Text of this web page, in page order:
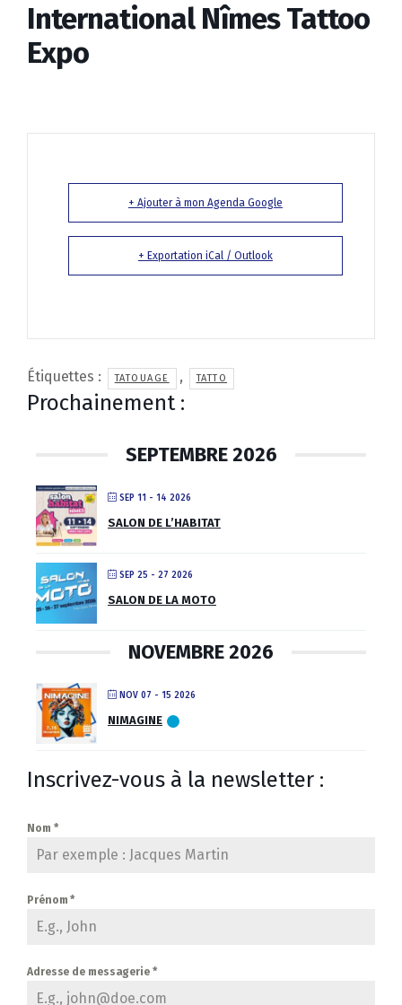
International Nîmes Tattoo
Expo
+ Ajouter à mon Agenda Google
+ Exportation iCal / Outlook
Étiquettes : TATOUAGE , TATTO
Prochainement :
SEPTEMBRE 2026
SEP 11 - 14 2026
SALON DE L’HABITAT
SEP 25 - 27 2026
SALON DE LA MOTO
NOVEMBRE 2026
NOV 07 - 15 2026
NIMAGINE
Inscrivez-vous à la newsletter :
Nom *
Prénom*
Adresse de messagerie *